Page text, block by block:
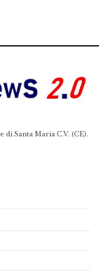
Santa Maria C.V. (CE).